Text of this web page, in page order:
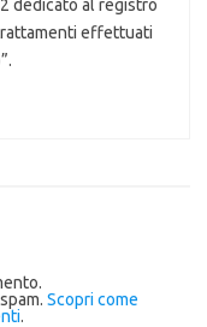
dedicato al registro
effettuati
Scopri come
.